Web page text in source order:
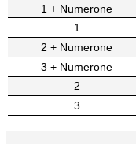
1 + Numerone
1
2 + Numerone
3 + Numerone
2
3